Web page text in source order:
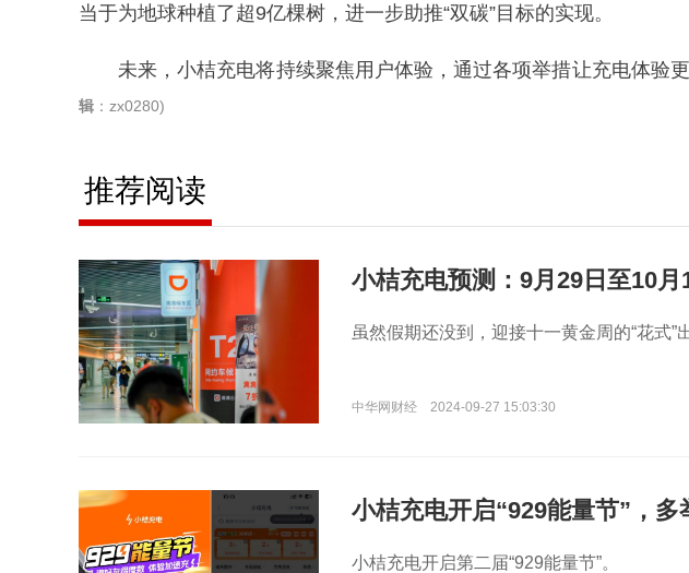
当于为地球种植了超9亿棵树，进一步助推“双碳”目标的实现。
未来，小桔充电将持续聚焦用户体验，通过各项举措让充电体验
辑 ：zx0280)
推荐阅读
小桔充电预测：9月29日至10
虽然假期还没到，迎接十一黄金周的“花式”
中华网财经 2024-09-27 15:03:30
小桔充电开启“929能量节”，
小桔充电开启第二届“929能量节”。